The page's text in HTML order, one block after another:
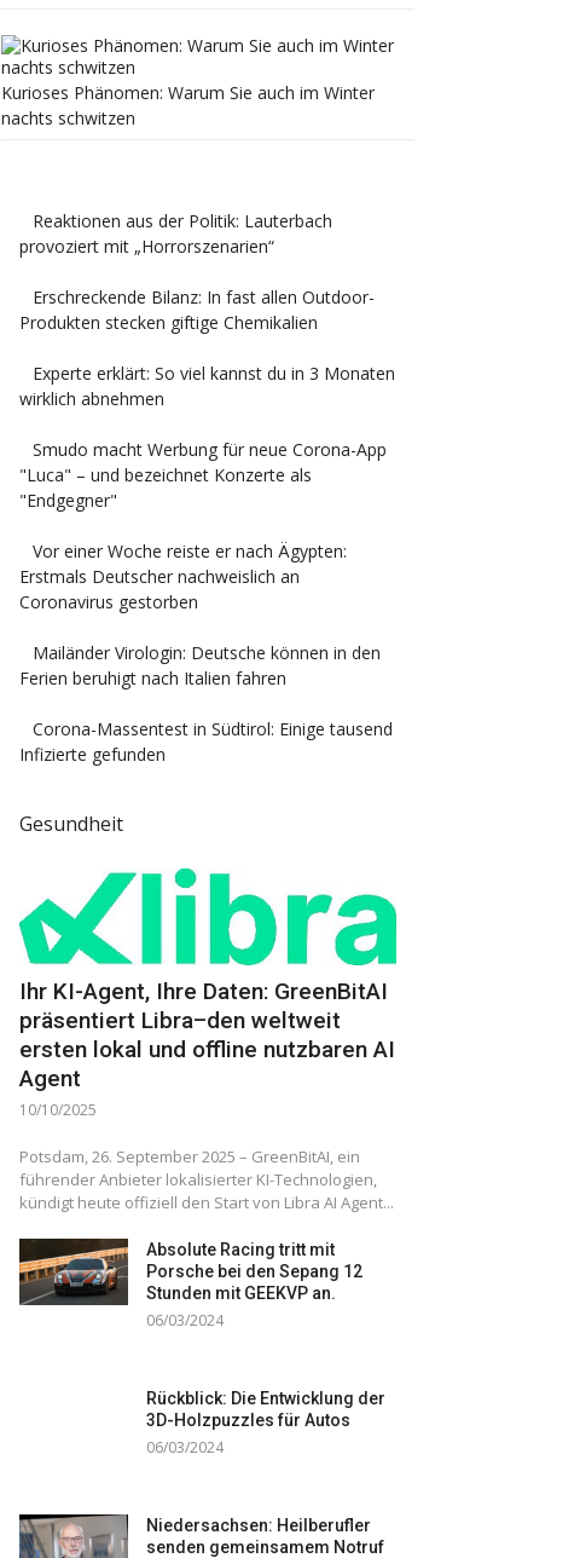
Kurioses Phänomen: Warum Sie auch im Winter
nachts schwitzen
Reaktionen aus der Politik: Lauterbach
provoziert mit „Horrorszenarien“
Erschreckende Bilanz: In fast allen Outdoor-
Produkten stecken giftige Chemikalien
Experte erklärt: So viel kannst du in 3 Monaten
wirklich abnehmen
Smudo macht Werbung für neue Corona-App
"Luca" – und bezeichnet Konzerte als
"Endgegner"
Vor einer Woche reiste er nach Ägypten:
Erstmals Deutscher nachweislich an
Coronavirus gestorben
Mailänder Virologin: Deutsche können in den
Ferien beruhigt nach Italien fahren
Corona-Massentest in Südtirol: Einige tausend
Infizierte gefunden
Gesundheit
Ihr KI-Agent, Ihre Daten: GreenBitAI
präsentiert Libra–den weltweit
ersten lokal und offline nutzbaren AI
Agent
10/10/2025
Potsdam, 26. September 2025 – GreenBitAI, ein
führender Anbieter lokalisierter KI-Technologien,
kündigt heute offiziell den Start von Libra AI Agent...
Absolute Racing tritt mit
Porsche bei den Sepang 12
Stunden mit GEEKVP an.
06/03/2024
Rückblick: Die Entwicklung der
3D-Holzpuzzles für Autos
06/03/2024
Niedersachsen: Heilberufler
senden gemeinsamem Notruf